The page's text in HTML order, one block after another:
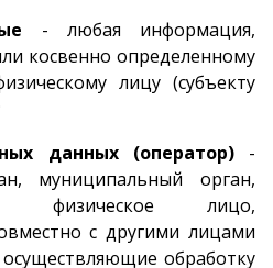
- любая информация,
косвенно определенному
лицу (субъекту
данных (оператор)-
муниципальный орган,
физическое лицо,
с другими лицами
обработку